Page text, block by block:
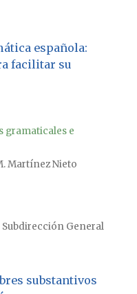
española:
facilitar su
gramaticales e
Martínez Nieto
General
substantivos